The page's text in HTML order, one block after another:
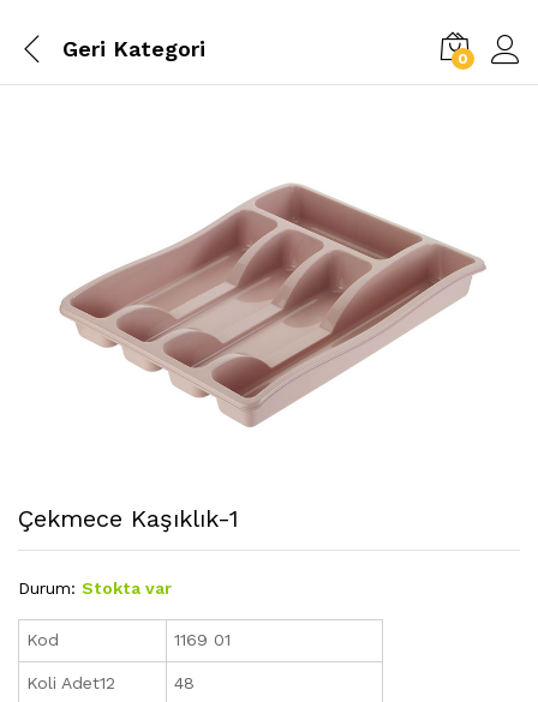
Geri Kategori 0
Çekmece Kaşıklık-1
Durum: Stokta var
Kod 1169 01
Koli Adet12 48